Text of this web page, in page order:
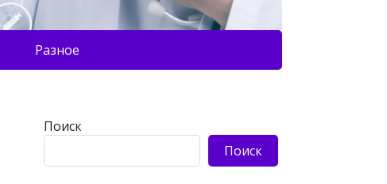
Разное
Поиск
Поиск